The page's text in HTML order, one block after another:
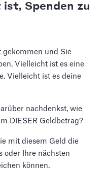
Spenden zu
gekommen und Sie
Vielleicht ist es eine
Vielleicht ist es deine
nachdenkst, wie
DIESER Geldbetrag?
mit diesem Geld die
oder Ihre nächsten
können.